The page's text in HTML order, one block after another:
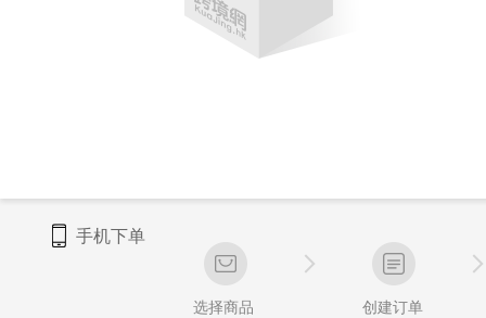
手机下单
选择商品 创建订单